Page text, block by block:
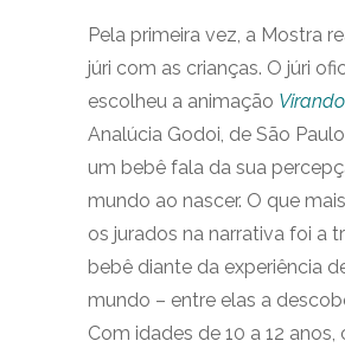
Pela primeira vez, a Mostra
júri com as crianças. O júri
escolheu a animação
Analúcia Godoi, de São
um bebê fala da sua
mundo ao nascer. O que
os jurados na narrativa foi a
bebê diante da experiência
mundo – entre elas a
Com idades de 10 a 12 anos,